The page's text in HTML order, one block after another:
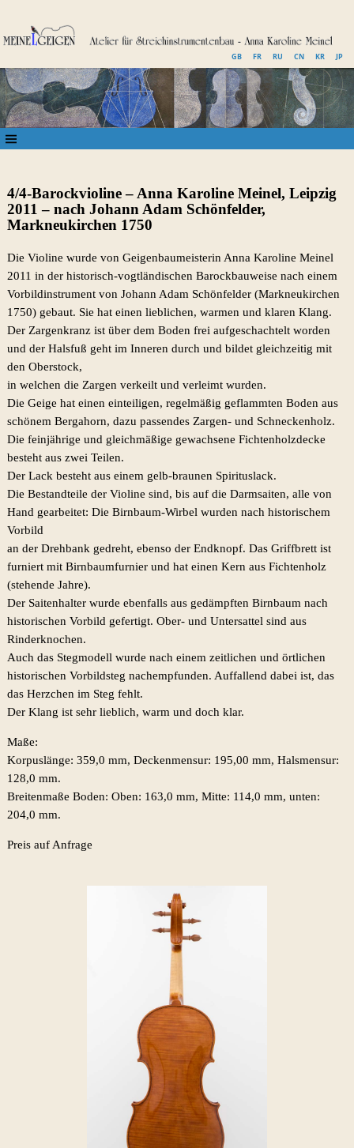
GB FR RU CN KR JP
4/4-Barockvioline – Anna Karoline Meinel, Leipzig
2011 – nach Johann Adam Schönfelder,
Markneukirchen 1750
Die Violine wurde von Geigenbaumeisterin Anna Karoline Meinel
2011 in der historisch-vogtländischen Barockbauweise nach einem
Vorbildinstrument von Johann Adam Schönfelder (Markneukirchen
1750) gebaut. Sie hat einen lieblichen, warmen und klaren Klang.
Der Zargenkranz ist über dem Boden frei aufgeschachtelt worden
und der Halsfuß geht im Inneren durch und bildet gleichzeitig mit
den Oberstock,
in welchen die Zargen verkeilt und verleimt wurden.
Die Geige hat einen einteiligen, regelmäßig geflammten Boden aus
schönem Bergahorn, dazu passendes Zargen- und Schneckenholz.
Die feinjährige und gleichmäßige gewachsene Fichtenholzdecke
besteht aus zwei Teilen.
Der Lack besteht aus einem gelb-braunen Spirituslack.
Die Bestandteile der Violine sind, bis auf die Darmsaiten, alle von
Hand gearbeitet: Die Birnbaum-Wirbel wurden nach historischem
Vorbild
an der Drehbank gedreht, ebenso der Endknopf. Das Griffbrett ist
furniert mit Birnbaumfurnier und hat einen Kern aus Fichtenholz
(stehende Jahre).
Der Saitenhalter wurde ebenfalls aus gedämpften Birnbaum nach
historischen Vorbild gefertigt. Ober- und Untersattel sind aus
Rinderknochen.
Auch das Stegmodell wurde nach einem zeitlichen und örtlichen
historischen Vorbildsteg nachempfunden. Auffallend dabei ist, das
das Herzchen im Steg fehlt.
Der Klang ist sehr lieblich, warm und doch klar.
Maße:
Korpuslänge: 359,0 mm, Deckenmensur: 195,00 mm, Halsmensur:
128,0 mm.
Breitenmaße Boden: Oben: 163,0 mm, Mitte: 114,0 mm, unten:
204,0 mm.
Preis auf Anfrage